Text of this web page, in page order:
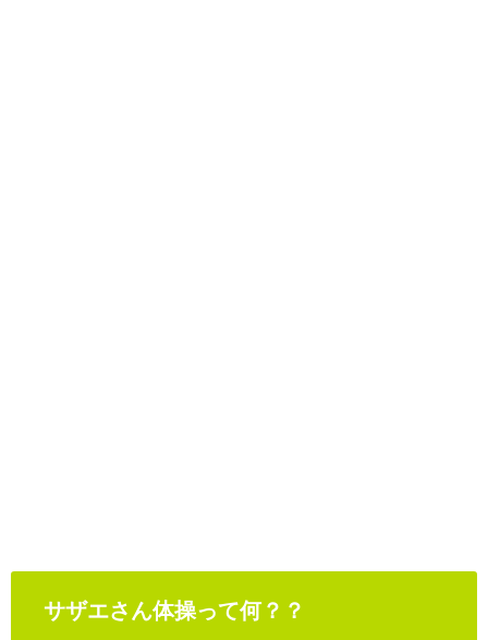
サザエさん体操って何？？